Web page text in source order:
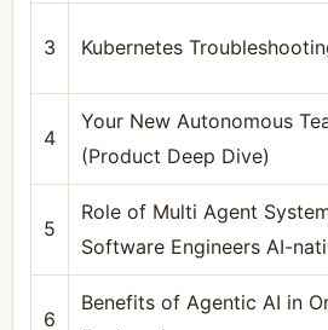
3 Kubernetes
4
Your New Autonomous
(Product Deep Dive)
5
Role of Multi Agent
Software Engineers AI-
6
Benefits of Agentic AI in